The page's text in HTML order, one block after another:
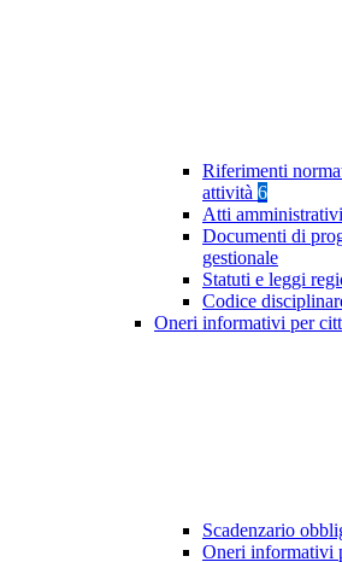
Riferimenti
attività 6
Atti
Documenti di
gestionale
Statuti e leggi
Codice
Oneri informativi per
Scadenzario
Oneri informativi